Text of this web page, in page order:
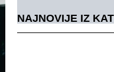
NAJNOVIJE IZ